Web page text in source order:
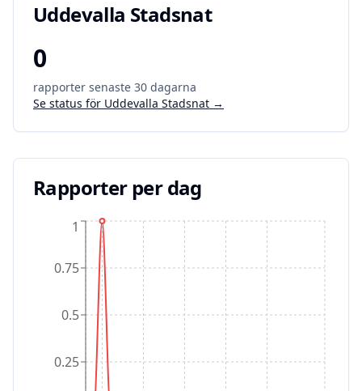
Uddevalla Stadsnat
0
rapporter senaste 30 dagarna
Se status för Uddevalla Stadsnat →
Rapporter per dag
0.25
0.5
0.75
1